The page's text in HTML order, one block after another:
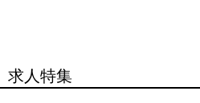
求人特集